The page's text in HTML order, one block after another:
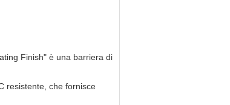
Finish" è una barriera di
resistente, che fornisce